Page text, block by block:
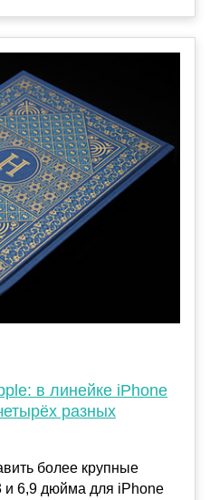
в линейке iPhone
разных
более крупные
и 6,9 дюйма для iPhone